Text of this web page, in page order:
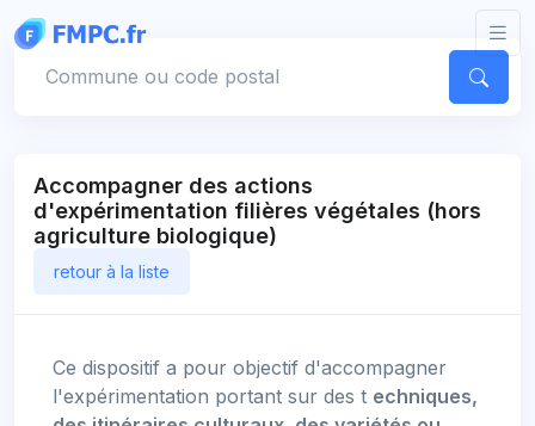
Accompagner des actions
d'expérimentation filières végétales (hors
agriculture biologique)
retour à la liste
Ce dispositif a pour objectif d'accompagner
l'expérimentation portant sur des t echniques,
Panneau de gestion des cookies